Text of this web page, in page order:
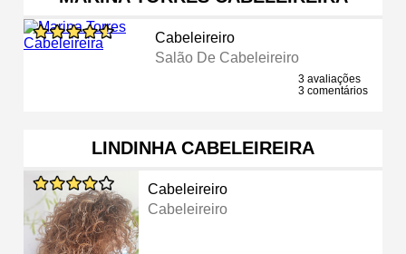
Cabeleireiro
Salão De Cabeleireiro
3 avaliações
3 comentários
LINDINHA CABELEIREIRA
Cabeleireiro
Cabeleireiro